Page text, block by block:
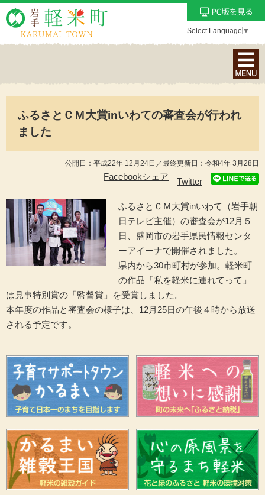
Select Language ▼
ナ
ビ
シ
メ
ニ
ー
を
表
ふるさとＣＭ大賞inいわての審査会が行われ
ました
公開日：平成22年 12月24日／最終更新日：令和4年 3月28日
Facebookシェア Twitter
ふるさとＣＭ大賞inいわて（岩手朝
日テレビ主催）の審査会が12月５
日、盛岡市の岩手県民情報センタ
ーアイーナで開催されました。
県内から30市町村が参加。軽米町
の作品「私を軽米に連れてって」
は見事特別賞の「監督賞」を受賞しました。
本年度の作品と審査会の様子は、12月25日の午後４時から放送
される予定です。